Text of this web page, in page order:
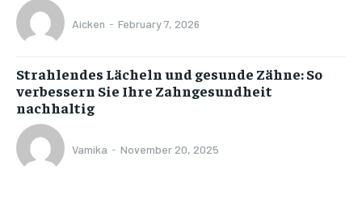
Aicken - February 7, 2026
Strahlendes Lächeln und gesunde Zähne: So
verbessern Sie Ihre Zahngesundheit
nachhaltig
Vamika - November 20, 2025